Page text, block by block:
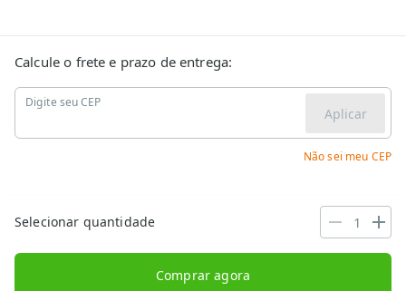
Calcule o frete e prazo de entrega:
Digite seu CEP
Aplicar
Não sei meu CEP
Selecionar quantidade
Comprar agora